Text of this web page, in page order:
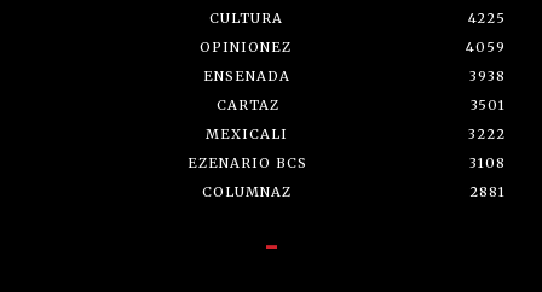
CULTURA
4225
OPINIONEZ
4059
ENSENADA
3938
CARTAZ
3501
MEXICALI
3222
EZENARIO BCS
3108
COLUMNAZ
2881
-